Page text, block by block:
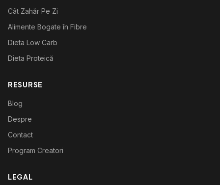
Cât Zahăr Pe Zi
Alimente Bogate în Fibre
Dieta Low Carb
Dieta Proteică
RESURSE
Blog
Despre
Contact
Program Creatori
LEGAL